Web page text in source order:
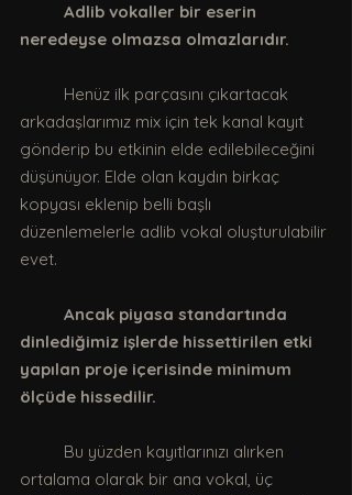
Adlib vokaller bir eserin
neredeyse olmazsa olmazlarıdır.
arkadaşlarımız mix için tek kanal kayıt
gönderip bu etkinin elde edilebileceğini
düşünüyor. Elde olan kaydın birkaç
kopyası eklenip belli başlı
düzenlemelerle adlib vokal oluşturulabilir
evet.
Ancak piyasa standartında
dinlediğimiz işlerde hissettirilen etki
yapılan proje içerisinde minimum
ölçüde hissedilir.
ortalama olarak bir ana vokal, üç